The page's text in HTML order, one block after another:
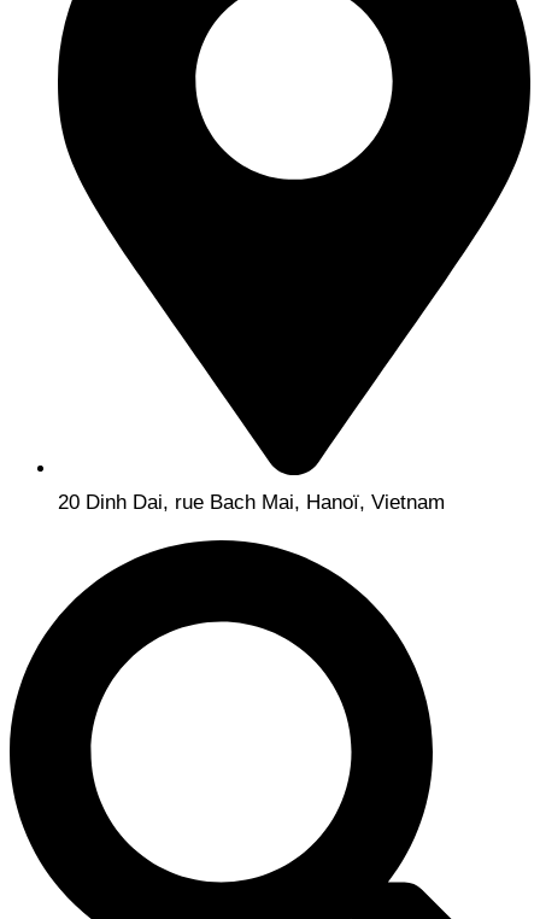
20 Dinh Dai, rue Bach Mai, Hanoï, Vietnam